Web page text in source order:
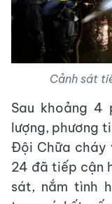
Cảnh sát
Sau khoảng
lượng, phương
Đội Chữa cháy
24 đã tiếp cận
sát, nắm tình